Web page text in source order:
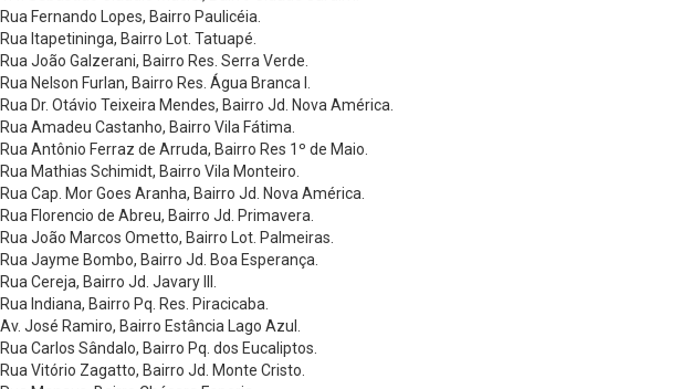
Rua Fernando Lopes, Bairro Paulicéia.
Rua Itapetininga, Bairro Lot. Tatuapé.
Rua João Galzerani, Bairro Res. Serra Verde.
Rua Nelson Furlan, Bairro Res. Água Branca I.
Rua Dr. Otávio Teixeira Mendes, Bairro Jd. Nova América.
Rua Amadeu Castanho, Bairro Vila Fátima.
Rua Antônio Ferraz de Arruda, Bairro Res 1º de Maio.
Rua Mathias Schimidt, Bairro Vila Monteiro.
Rua Cap. Mor Goes Aranha, Bairro Jd. Nova América.
Rua Florencio de Abreu, Bairro Jd. Primavera.
Rua João Marcos Ometto, Bairro Lot. Palmeiras.
Rua Jayme Bombo, Bairro Jd. Boa Esperança.
Rua Cereja, Bairro Jd. Javary III.
Rua Indiana, Bairro Pq. Res. Piracicaba.
Av. José Ramiro, Bairro Estância Lago Azul.
Rua Carlos Sândalo, Bairro Pq. dos Eucaliptos.
Rua Vitório Zagatto, Bairro Jd. Monte Cristo.